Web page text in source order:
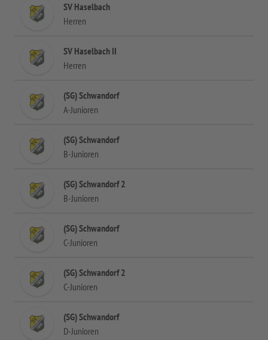
SV Haselbach
Herren
SV Haselbach II
Herren
(SG) Schwandorf
A-Junioren
(SG) Schwandorf
B-Junioren
(SG) Schwandorf 2
B-Junioren
(SG) Schwandorf
C-Junioren
(SG) Schwandorf 2
C-Junioren
(SG) Schwandorf
D-Junioren